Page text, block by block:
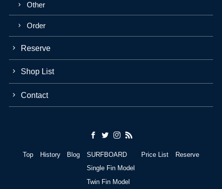
Other
Order
Reserve
Shop List
Contact
Top History Blog
SURFBOARD
Single Fin Model
Twin Fin Model
Price List Reserve